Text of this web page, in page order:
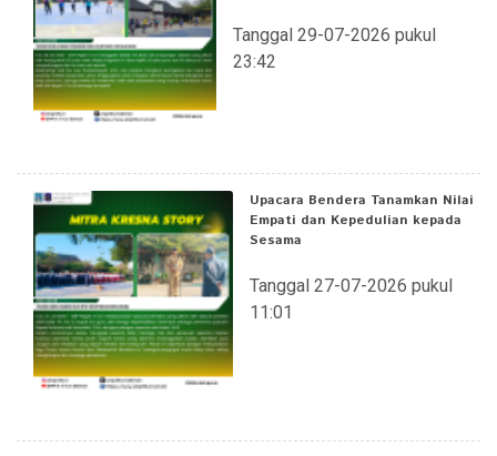
Tanggal 29-07-2026 pukul
23:42
Upacara Bendera Tanamkan Nilai
Empati dan Kepedulian kepada
Sesama
Tanggal 27-07-2026 pukul
11:01